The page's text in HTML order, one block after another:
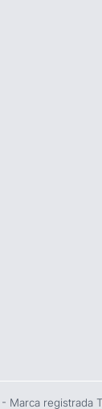
Marca registrada